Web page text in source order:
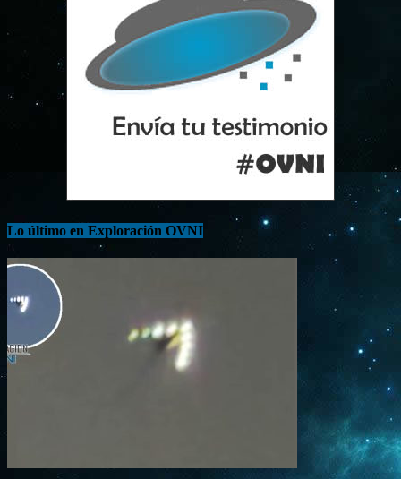
Lo último en Exploración OVNI